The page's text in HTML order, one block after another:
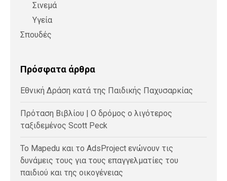
Σινεμά
Υγεία
Σπουδές
Πρόσφατα άρθρα
Εθνική Δράση κατά της Παιδικής Παχυσαρκίας
Πρόταση Βιβλίου | Ο δρόμος ο λιγότερος
ταξιδεμένος Scott Peck
Το Mapedu και το AdsProject ενώνουν τις
δυνάμεις τους για τους επαγγελματίες του
παιδιού και της οικογένειας